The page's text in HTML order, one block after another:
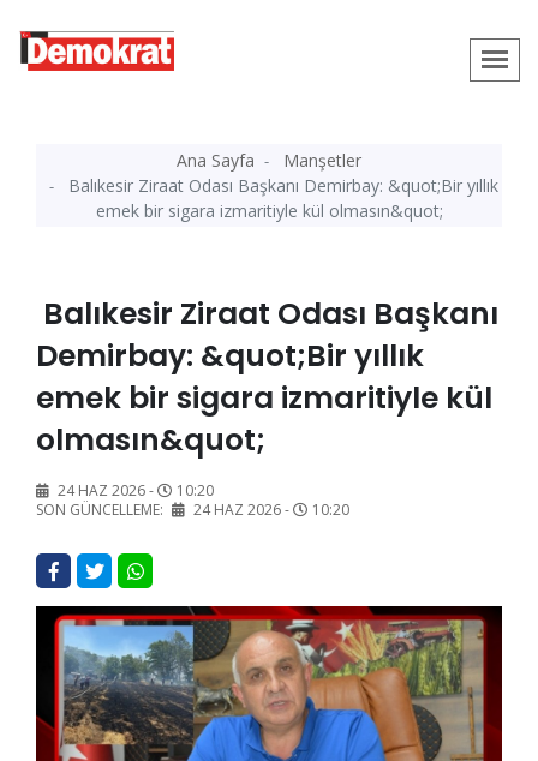
Ana Sayfa
Manşetler
Balıkesir Ziraat Odası Başkanı Demirbay: &quot;Bir yıllık
emek bir sigara izmaritiyle kül olmasın&quot;
Balıkesir Ziraat Odası Başkanı
Demirbay: &quot;Bir yıllık
emek bir sigara izmaritiyle kül
olmasın&quot;
24 HAZ 2026 -
10:20
SON GÜNCELLEME:
24 HAZ 2026 - 10:20